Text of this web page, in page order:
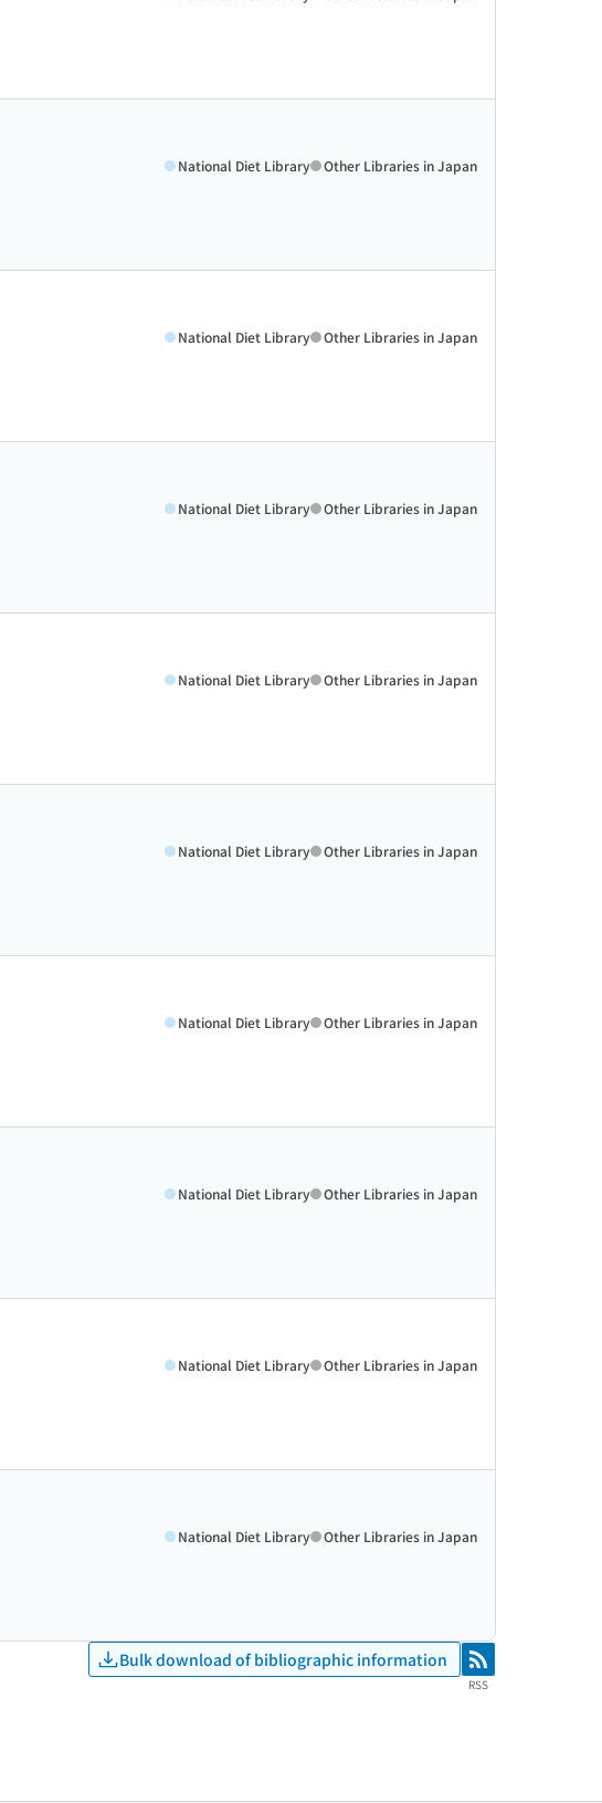
National Diet Library Other Libraries in Japan
National Diet Library Other Libraries in Japan
National Diet Library Other Libraries in Japan
National Diet Library Other Libraries in Japan
National Diet Library Other Libraries in Japan
National Diet Library Other Libraries in Japan
National Diet Library Other Libraries in Japan
National Diet Library Other Libraries in Japan
National Diet Library Other Libraries in Japan
Bulk download of bibliographic information RSS
RSS